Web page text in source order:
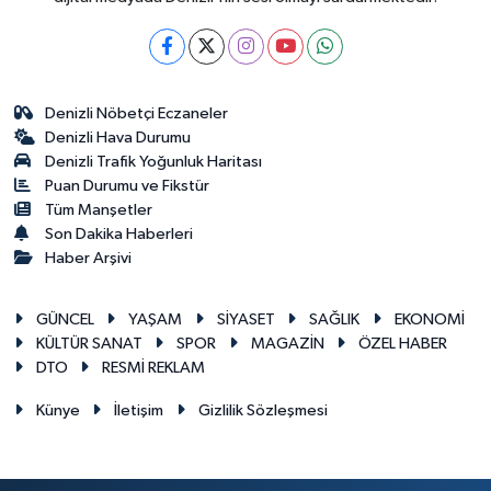
Denizli Nöbetçi Eczaneler
Denizli Hava Durumu
Denizli Trafik Yoğunluk Haritası
Puan Durumu ve Fikstür
Tüm Manşetler
Son Dakika Haberleri
Haber Arşivi
GÜNCEL YAŞAM SİYASET SAĞLIK
EKONOMİ
KÜLTÜR SANAT
SPOR MAGAZİN
ÖZEL HABER
DTO
RESMİ REKLAM
Künye İletişim Gizlilik Sözleşmesi